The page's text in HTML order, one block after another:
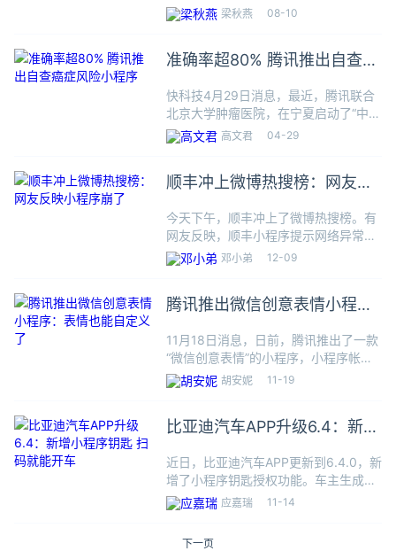
法》及《非经营性互联网信息服务备案
管理办法》等法律法规要求，配合相关
据2023年8月4日工信部发布
梁秋燕 08-10
准确率超80% 腾讯推出自查癌
快科技4月29日消息，最近，腾讯联合
北京大学肿瘤医院，在宁夏启动了“中国
上消化道恶性肿瘤精准防治先行示范项
目”。受饮食结构和基因、生活环境等影
地。腾讯于2021年在这
高文君 04-29
顺丰冲上微博热搜榜：网友反
今天下午，顺丰冲上了微博热搜榜。有
网友反映，顺丰小程序提示网络异常，
网页打不开。值得注意的是，近期不少
网友反馈，顺丰快递在途中某个站点被
集团官方微博下，最新一条微博下
邓小弟 12-09
腾讯推出微信创意表情小程
11月18日消息，日前，腾讯推出了一款
“微信创意表情”的小程序，小程序帐号
主体为“深圳市腾讯计算机系统有限公
司”。小程序介绍为“人人都会用的表情
该小程序支持自定义脸
胡安妮 11-19
比亚迪汽车APP升级6.4：新增
近日，比亚迪汽车APP更新到6.4.0，新
增了小程序钥匙授权功能。车主生成授
权二维码，被授权用户无需下载App，
微信扫码进入小程序即可使用车辆。
定，车主可自由设定授权
应嘉瑞 11-14
下一页